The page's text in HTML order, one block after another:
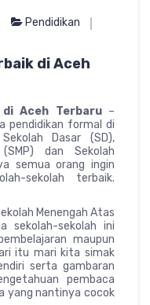
Pendidikan
di Aceh
di Aceh Terbaru–
pendidikan formal di
Dasar (SD),
dan Sekolah
semua orang ingin
sekolah terbaik.
Menengah Atas
sekolah-sekolah ini
maupun
itu mari kita simak
serta gambaran
pembaca
yang nantinya cocok